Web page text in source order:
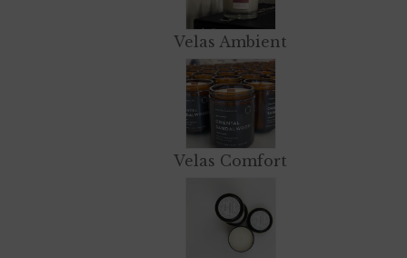
Velas Ambient
Velas Comfort